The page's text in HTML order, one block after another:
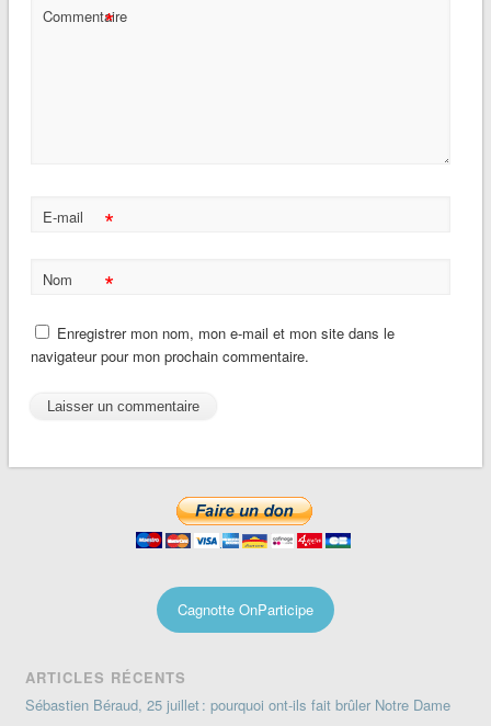
Commentaire
*
E-mail *
Nom *
Enregistrer mon nom, mon e-mail et mon site dans le
navigateur pour mon prochain commentaire.
Cagnotte OnParticipe
ARTICLES RÉCENTS
Sébastien Béraud, 25 juillet : pourquoi ont-ils fait brûler Notre Dame